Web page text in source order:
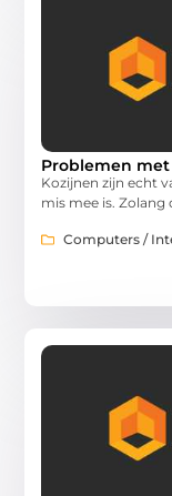
Problemen
Kozijnen zijn echt
mis mee is.
Computers /